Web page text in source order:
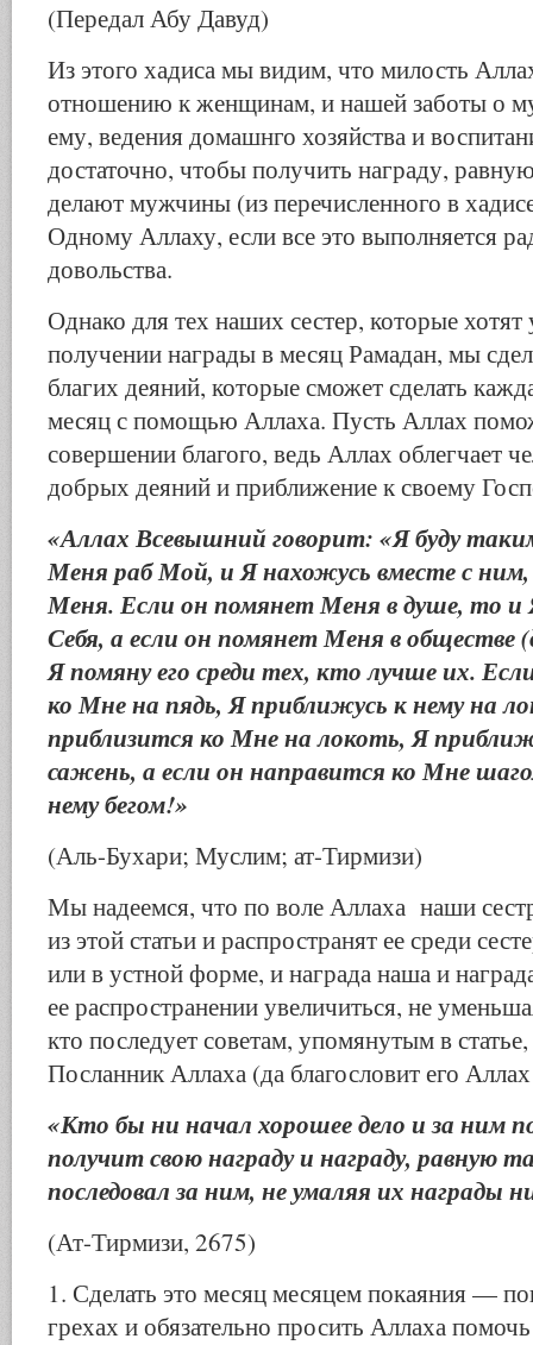
(Передал Абу Давуд)
Из этого хадиса мы видим, что милость
отношению к женщинам, и нашей заботы о
ему, ведения домашнго хозяйства и
достаточно, чтобы получить награду,
делают мужчины (из перечисленного в
Одному Аллаху, если все это выполняется
довольства.
Однако для тех наших сестер, которые хотят
получении награды в месяц Рамадан, мы
благих деяний, которые сможет сделать
месяц с помощью Аллаха. Пусть Аллах
совершении благого, ведь Аллах облегчает
добрых деяний и приближение к своему
«Аллах Всевышний говорит: «Я буду
Меня раб Мой, и Я нахожусь вместе с
Меня. Если он помянет Меня в душе, то и
Себя, а если он помянет Меня в обществе
Я помяну его среди тех, кто лучше их.
ко Мне на пядь, Я приближусь к нему на
приблизится ко Мне на локоть, Я
сажень, а если он направится ко Мне
нему бегом!»
(Аль-Бухари; Муслим; ат-Тирмизи)
Мы надеемся, что по воле Аллаха наши
из этой статьи и распространят ее среди
или в устной форме, и награда наша и
ее распространении увеличиться, не
кто последует советам, упомянутым в статье,
Посланник Аллаха (да благословит его
«Кто бы ни начал хорошее дело и за ним
получит свою награду и награду, равную
последовал за ним, не умаляя их награды
(Ат-Тирмизи, 2675)
1. Сделать это месяц месяцем покаяния —
грехах и обязательно просить Аллаха